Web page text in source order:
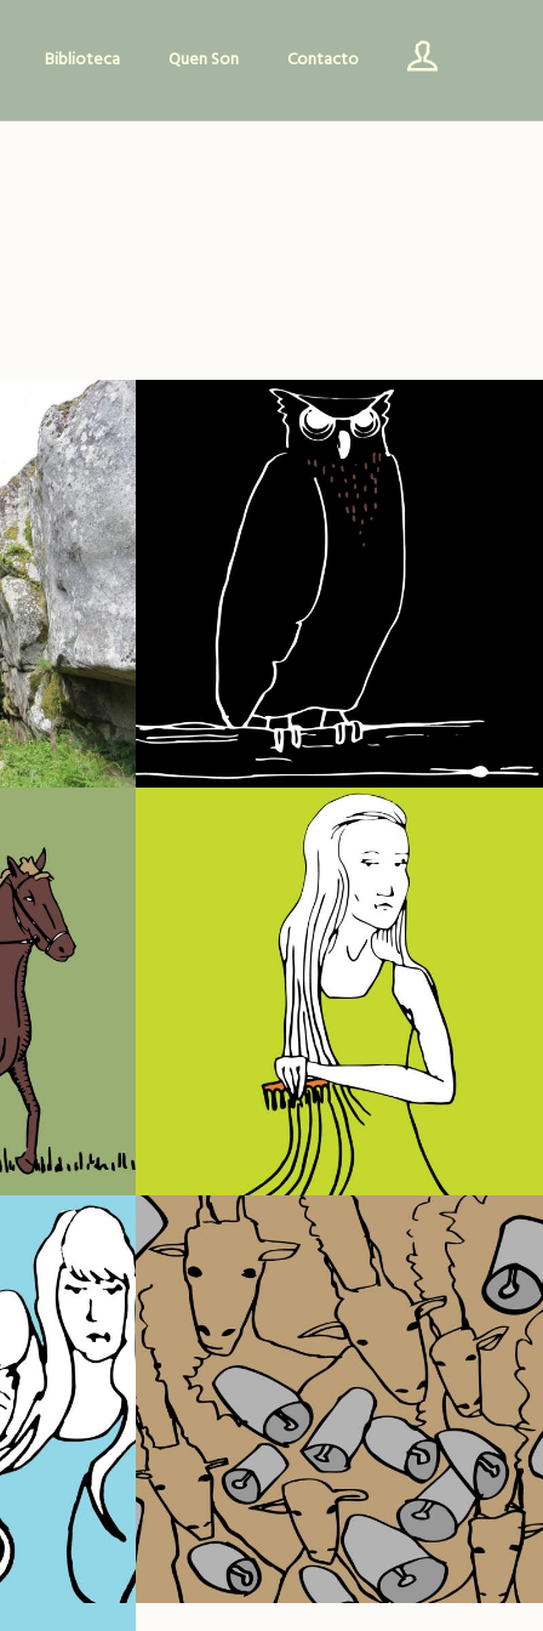
Biblioteca Quen Son Contacto
da O Brión
A Pedra da Moura
A Expulsión dos
Mouros